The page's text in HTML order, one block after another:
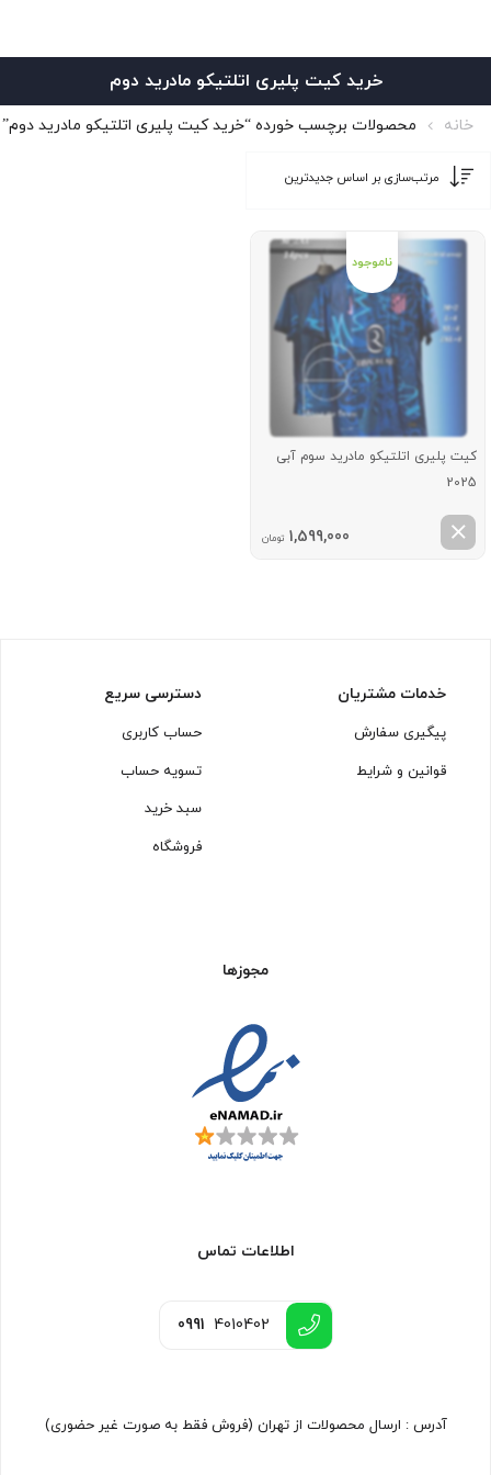
خرید کیت پلیری اتلتیکو مادرید دوم
خانه محصولات برچسب خورده “خرید کیت پلیری اتلتیکو مادرید دوم”
کیت پلیری اتلتیکو مادرید سوم آبی
2025
1,599,000 تومان
خدمات مشتریان
پیگیری سفارش
قوانین و شرایط
دسترسی سریع
حساب کاربری
تسویه حساب
سبد خرید
فروشگاه
مجوزها
اطلاعات تماس
0991 4010402
آدرس : ارسال محصولات از تهران (فروش فقط به صورت غیر حضوری)